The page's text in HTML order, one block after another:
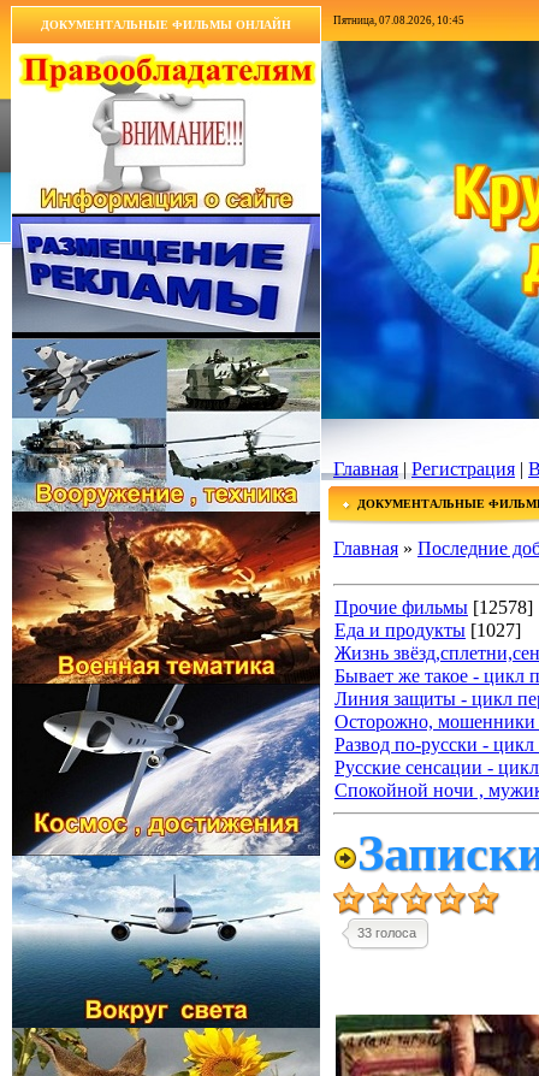
ДОКУМЕНТАЛЬНЫЕ ФИЛЬМЫ ОНЛАЙН Пятница, 07.08.2026, 10:45
Главная|Регистрация |
ДОКУМЕНТАЛЬНЫЕ
Главная » Последние
Прочие фильмы [12578]
Еда и продукты [1027]
Жизнь
Бывает же такое - цикл
Линия защиты - цикл
Осторожно, мошенники
Развод по-русски - цикл
Русские сенсации -
Спокойной ночи ,
33 голоса